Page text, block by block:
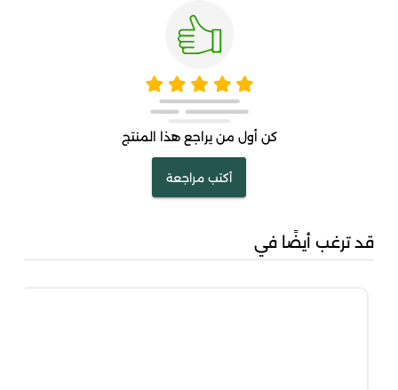
كن أول من يراجع هذا المنتج
أكتب مراجعة
قد ترغب أيضًا في